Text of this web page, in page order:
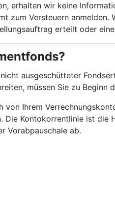
erhalten wir keine
zum Versteuern
erteilt oder
ausgeschütteter
müssen Sie zu
Ihrem
Kontokorrentlinie ist
Vorabpauschale ab.